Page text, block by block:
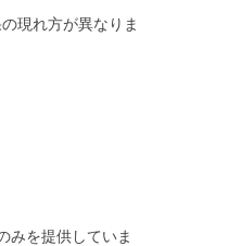
現れ方が異なりま
みを提供していま